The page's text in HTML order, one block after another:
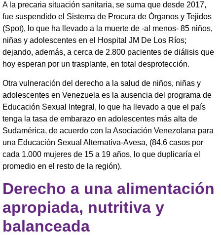
A la precaria situación sanitaria, se suma que desde 2017,
fue suspendido el Sistema de Procura de Órganos y Tejidos
(Spot), lo que ha llevado a la muerte de -al menos- 85 niños,
niñas y adolescentes en el Hospital JM De Los Ríos;
dejando, además, a cerca de 2.800 pacientes de diálisis que
hoy esperan por un trasplante, en total desprotección.
Otra vulneración del derecho a la salud de niños, niñas y
adolescentes en Venezuela es la ausencia del programa de
Educación Sexual Integral, lo que ha llevado a que el país
tenga la tasa de embarazo en adolescentes más alta de
Sudamérica, de acuerdo con la Asociación Venezolana para
una Educación Sexual Alternativa-Avesa, (84,6 casos por
cada 1.000 mujeres de 15 a 19 años, lo que duplicaría el
promedio en el resto de la región).
Derecho a una alimentación
apropiada, nutritiva y
balanceada